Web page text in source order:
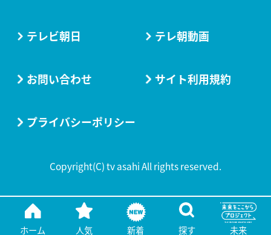
ホーム 人気 新着 探す 未来
テレビ朝日 テレ朝動画
お問い合わせ サイト利用規約
プライバシーポリシー
Copyright(C) tv asahi All rights reserved.